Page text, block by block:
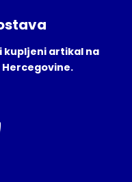
kupljeni artikal na